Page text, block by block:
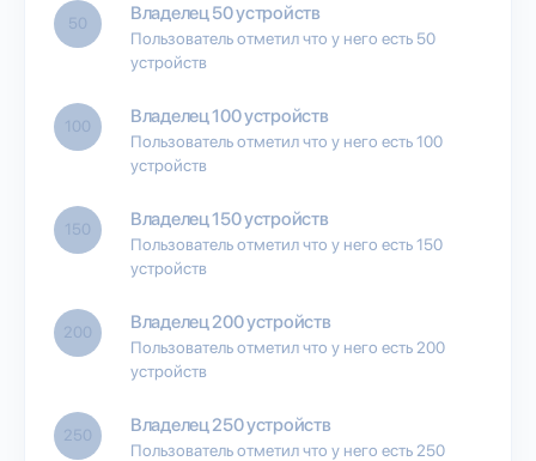
50 Владелец 50 устройств
Пользователь отметил что у него есть 50
устройств
100 Владелец 100 устройств
Пользователь отметил что у него есть 100
устройств
150 Владелец 150 устройств
Пользователь отметил что у него есть 150
устройств
200 Владелец 200 устройств
Пользователь отметил что у него есть 200
устройств
250 Владелец 250 устройств
Пользователь отметил что у него есть 250